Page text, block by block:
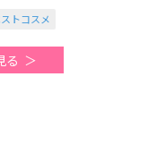
トコスメ
る